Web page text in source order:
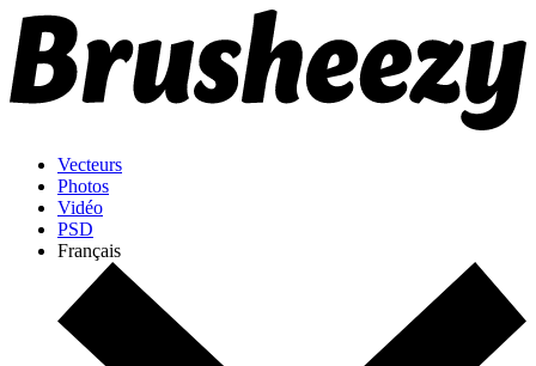
Vecteurs
Photos
Vidéo
PSD
Français